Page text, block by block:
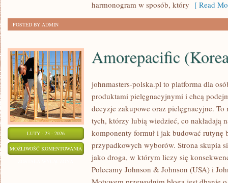
harmonogram w sposób, który [ Read
POSTED BY ADMIN
LUTY - 23 - 2026
MOŻLIWOŚĆ KOMENTOWANIA AMOREPACIFIC
(KOREA
POŁUDNIOWA)
Amorepacific
johnmasters-polska.pl to platforma dla
produktami pielęgnacyjnymi i chcą
decyzje zakupowe oraz pielęgnacyjne. To
tych, którzy lubią wiedzieć, co nakładają
komponenty formuł i jak budować rutynę
przypadkowych wyborów. Strona skupia
jako droga, w którym liczy się
Polecamy Johnson & Johnson (USA) i